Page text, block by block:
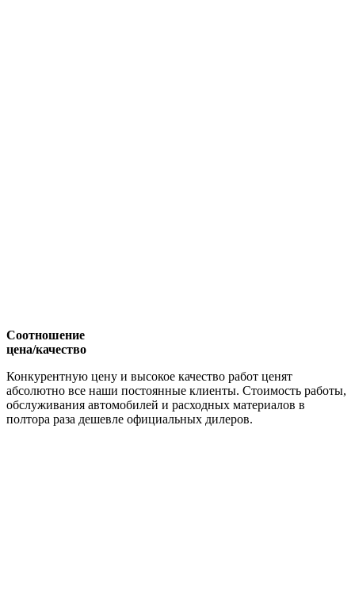
Соотношение
цена/качество
Конкурентную цену и высокое качество работ ценят
абсолютно все наши постоянные клиенты. Стоимость работы,
обслуживания автомобилей и расходных материалов в
полтора раза дешевле официальных дилеров.